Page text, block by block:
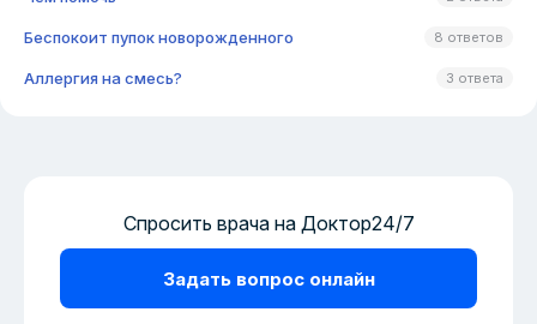
Беспокоит пупок новорожденного 8 ответов
Аллергия на смесь? 3 ответа
Спросить врача на Доктор24/7
Задать вопрос онлайн